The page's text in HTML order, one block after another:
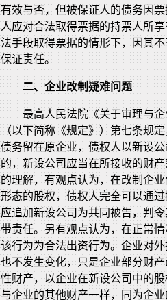
有效与否，但被保证人的债务因
人应对合法取得票据的持票人所
法手段取得票据的情形下，因其
保证责任。
二、企业改制疑难问题
最高人民法院《关于审理与
（以下简称《规定》）第七条规
债务留在原企业，债权人以新设
的，新设公司应当在所接收的财
的理解，有观点认为，在改制企
形态的股权，债权人完全可以通
应追加新设公司为共同被告，判
带责任。另有观点认为，在正常
该行为为合法出资行为。企业对
也不发生变化，只是企业部分财
性财产，以企业在新设公司中的
与企业的其他财产一样，同为企